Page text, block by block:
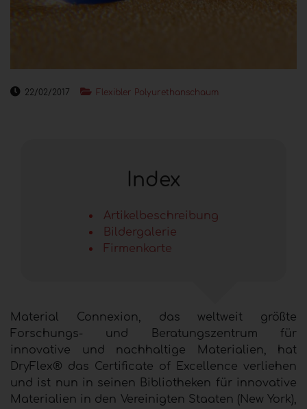
22/02/2017 Flexibler Polyurethanschaum
Index
Artikelbeschreibung
Bildergalerie
Firmenkarte
Material Connexion, das weltweit größte
Forschungs- und Beratungszentrum für
innovative und nachhaltige Materialien, hat
DryFlex® das Certificate of Excellence verliehen
und ist nun in seinen Bibliotheken für innovative
Materialien in den Vereinigten Staaten (New York),